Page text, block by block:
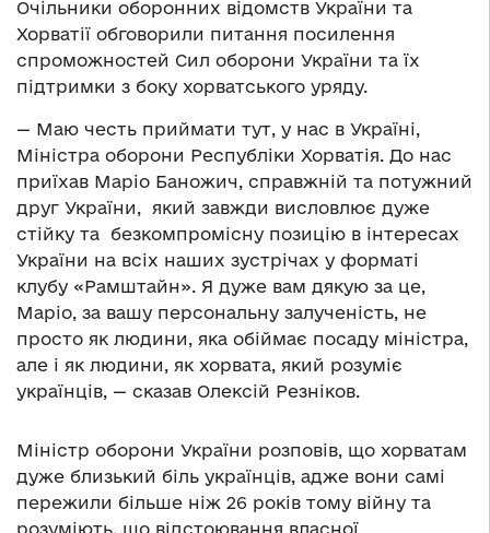
Очільники оборонних відомств України та
Хорватії обговорили питання посилення
спроможностей Сил оборони України та їх
підтримки з боку хорватського уряду.
— Маю честь приймати тут, у нас в Україні,
Міністра оборони Республіки Хорватія. До нас
приїхав Маріо Баножич, справжній та потужний
друг України, який завжди висловлює дуже
стійку та безкомпромісну позицію в інтересах
України на всіх наших зустрічах у форматі
клубу «Рамштайн». Я дуже вам дякую за це,
Маріо, за вашу персональну залученість, не
просто як людини, яка обіймає посаду міністра,
але і як людини, як хорвата, який розуміє
українців, — сказав Олексій Резніков.
Міністр оборони України розповів, що хорватам
дуже близький біль українців, адже вони самі
пережили більше ніж 26 років тому війну та
розуміють, що відстоювання власної